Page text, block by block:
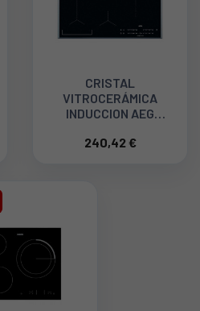
CRISTAL
VITROCERÁMICA
INDUCCION AEG
240,42 €